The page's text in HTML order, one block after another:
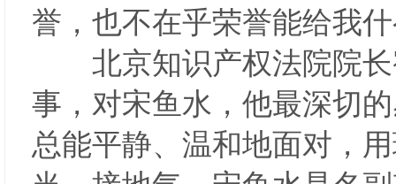
誉，也不在乎荣誉能给我
北京知识产权法院院长
事，对宋鱼水，他最深切
总能平静、温和地面对，